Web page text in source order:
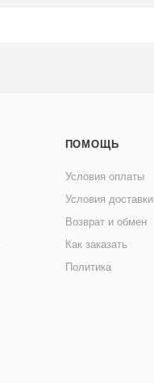
ПОМОЩЬ
Условия оплаты
Условия доставки
Возврат и обмен
Как заказать
Политика